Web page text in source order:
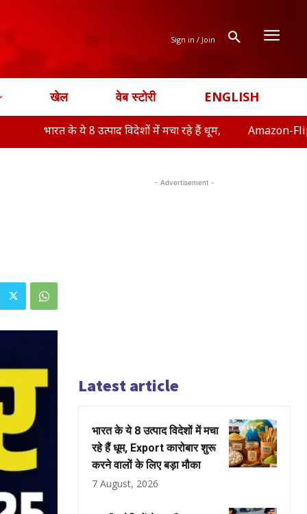
Sign in / Join
खेल वेब स्टोरी ENGLISH
के ये 8 उत्पाद विदेशों में मचा रहे हैं धूम, Amazon-Flipkart
- Advertisement -
Latest article
भारत के ये 8 उत्पाद विदेशों में मचा
रहे हैं धूम, Export कारोबार शुरू
करने वालों के लिए बड़ा मौका
7 August, 2026